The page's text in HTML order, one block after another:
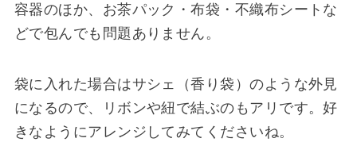
容器のほか、お茶パック・布袋・不織布シートな
どで包んでも問題ありません。
袋に入れた場合はサシェ（香り袋）のような外見
になるので、リボンや紐で結ぶのもアリです。好
きなようにアレンジしてみてくださいね。